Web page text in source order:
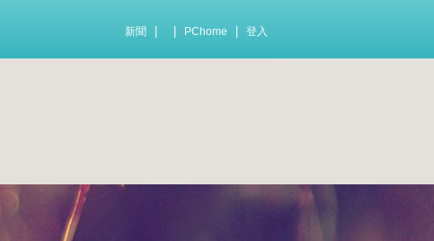
新聞 PChome 登入